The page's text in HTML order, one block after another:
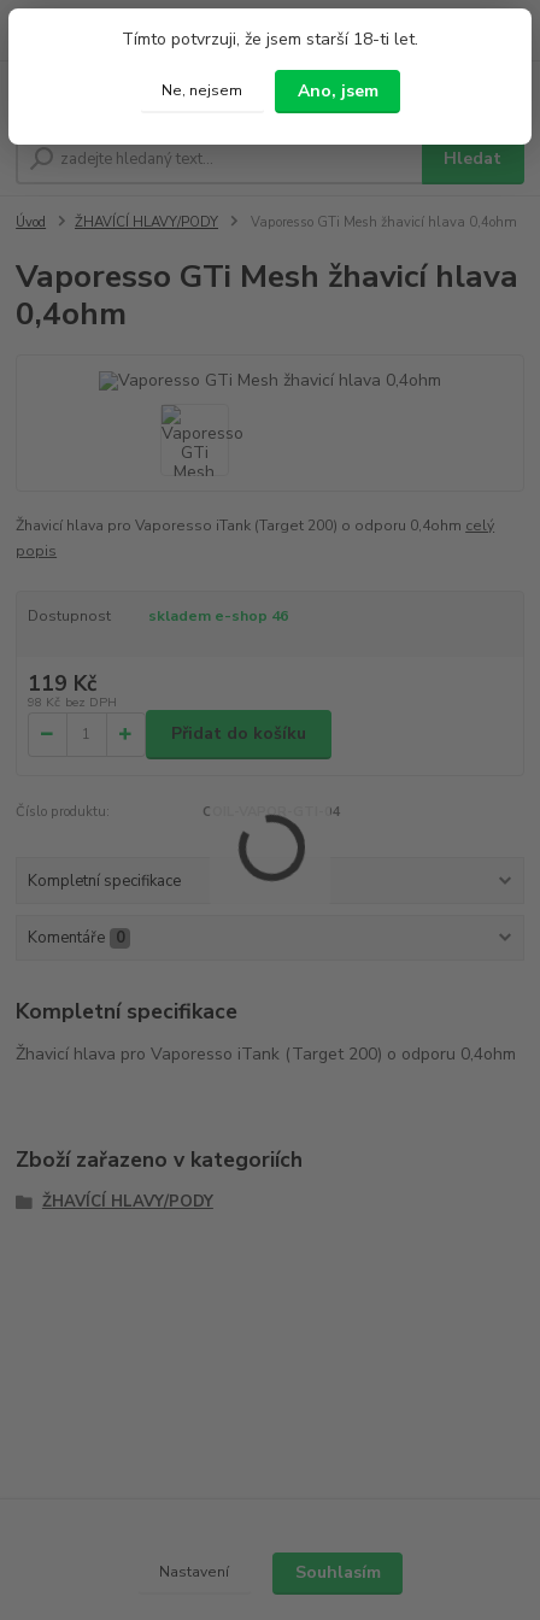
Tímto potvrzuji, že jsem starší 18-ti let.
Ne, nejsem Ano, jsem
Hledat
Po - Pá 9:00 - 19:00 So 9:00 - 14:00
Úvod ŽHAVÍCÍ HLAVY/PODY Vaporesso GTi Mesh žhavicí hlava 0,4ohm
Vaporesso GTi Mesh žhavicí hlava
0,4ohm
Žhavicí hlava pro Vaporesso iTank (Target 200) o odporu 0,4ohm celý
popis
Dostupnost skladem e-shop 46
119 Kč
98 Kč bez DPH
Přidat do košíku
Číslo produktu: COIL-VAPOR-GTI-04
Kompletní specifikace
Komentáře 0
Kompletní specifikace
Žhavicí hlava pro Vaporesso iTank (Target 200) o odporu 0,4ohm
Zboží zařazeno v kategoriích
ŽHAVÍCÍ HLAVY/PODY
Nastavení Souhlasím